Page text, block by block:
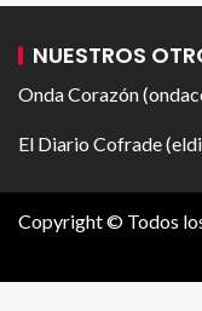
NUESTROS
Onda Corazón
El Diario Cofrade
Copyright © Todos